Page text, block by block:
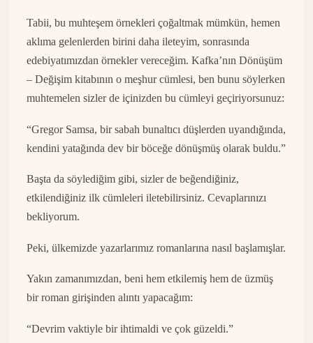
Tabii, bu muhteşem örnekleri çoğaltmak mümkün, hemen
aklıma gelenlerden birini daha ileteyim, sonrasında
edebiyatımızdan örnekler vereceğim. Kafka’nın Dönüşüm
– Değişim kitabının o meşhur cümlesi, ben bunu söylerken
muhtemelen sizler de içinizden bu cümleyi geçiriyorsunuz:
“Gregor Samsa, bir sabah bunaltıcı düşlerden uyandığında,
kendini yatağında dev bir böceğe dönüşmüş olarak buldu.”
Başta da söylediğim gibi, sizler de beğendiğiniz,
etkilendiğiniz ilk cümleleri iletebilirsiniz. Cevaplarınızı
bekliyorum.
Peki, ülkemizde yazarlarımız romanlarına nasıl başlamışlar.
Yakın zamanımızdan, beni hem etkilemiş hem de üzmüş
bir roman girişinden alıntı yapacağım:
“Devrim vaktiyle bir ihtimaldi ve çok güzeldi.”